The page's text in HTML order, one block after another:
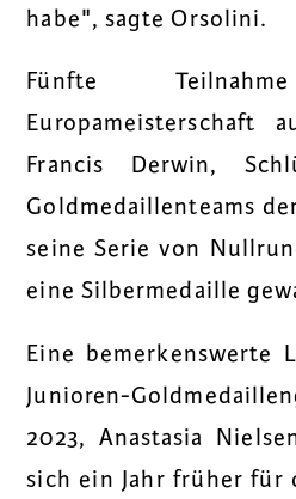
habe", sagte Orsolini.
Fünfte
Europameisterschaft
Francis Derwin,
Goldmedaillenteams
seine Serie von
eine Silbermedaille
Eine bemerkenswerte
Junioren-
2023, Anastasia
sich ein Jahr früher für